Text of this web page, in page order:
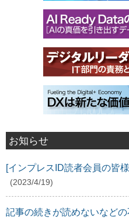
お知らせ
[インプレスID読者会員の皆
(2023/4/19)
記事の続きが読めないなど